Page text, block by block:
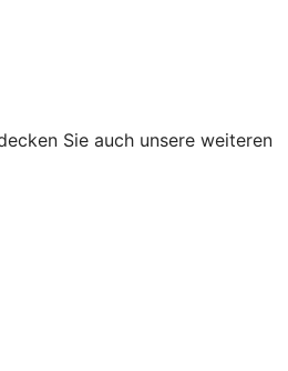
Sie auch unsere weiteren